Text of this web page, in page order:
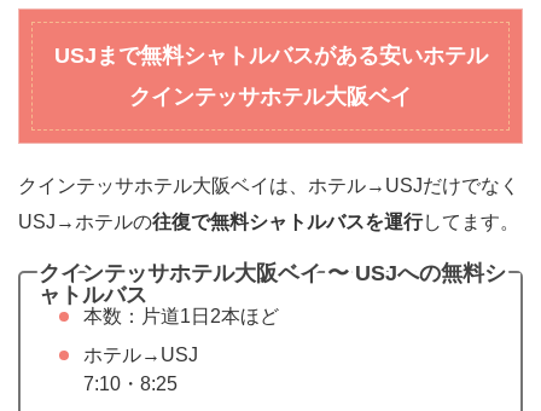
USJまで無料シャトルバスがある安いホテル
クインテッサホテル大阪ベイ
クインテッサホテル大阪ベイは、ホテル→USJだけでなく
USJ→ホテルの往復で無料シャトルバスを運行してます。
クインテッサホテル大阪ベイ 〜 USJへの無料シ
ャトルバス
本数：片道1日2本ほど
ホテル→USJ
7:10・8:25